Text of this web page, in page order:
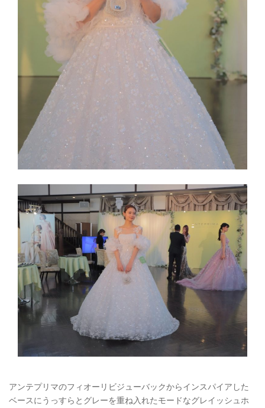
アンテプリマのフィオーリビジューバックからインスパイアした
ベースにうっすらとグレーを重ね入れたモードなグレイッシュホ